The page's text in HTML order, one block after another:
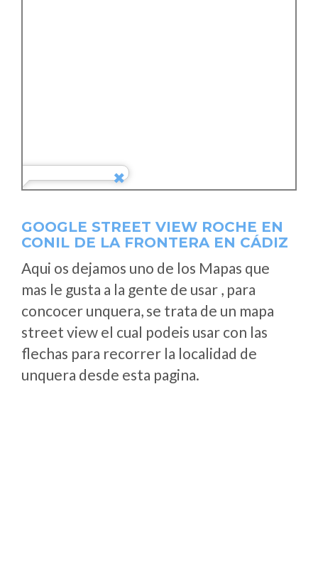
GOOGLE STREET VIEW ROCHE EN
CONIL DE LA FRONTERA EN CÁDIZ
Aqui os dejamos uno de los Mapas que
mas le gusta a la gente de usar , para
concocer unquera, se trata de un mapa
street view el cual podeis usar con las
flechas para recorrer la localidad de
unquera desde esta pagina.